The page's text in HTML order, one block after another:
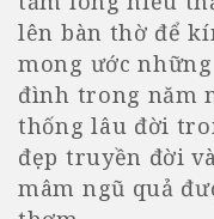
lên bàn thờ để
mong ước
đình trong năm
thống lâu đời
đẹp truyền đời
mâm ngũ quả